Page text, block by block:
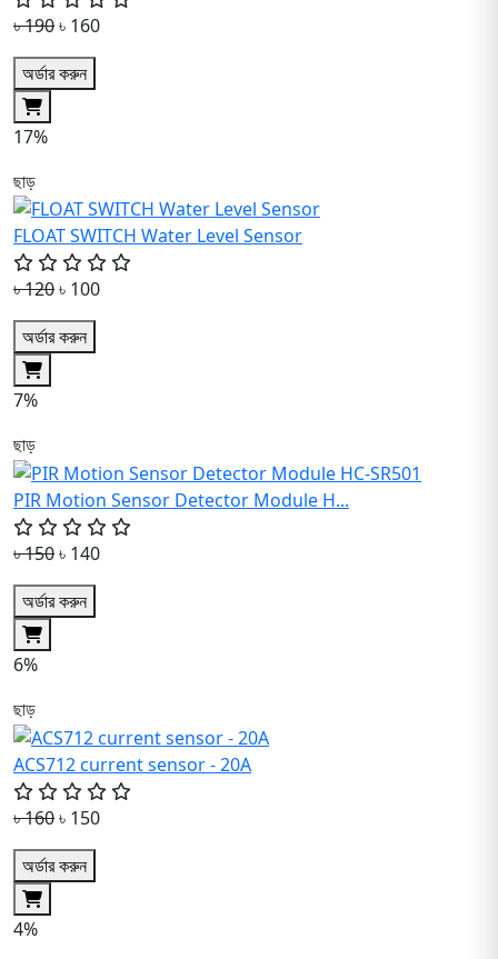
৳ 190৳ 160
অর্ডার করুন
17%
ছাড়
FLOAT SWITCH Water Level Sensor
৳ 120৳ 100
অর্ডার করুন
7%
ছাড়
PIR Motion Sensor Detector Module H...
৳ 150৳ 140
অর্ডার করুন
6%
ছাড়
ACS712 current sensor - 20A
৳ 160৳ 150
অর্ডার করুন
4%